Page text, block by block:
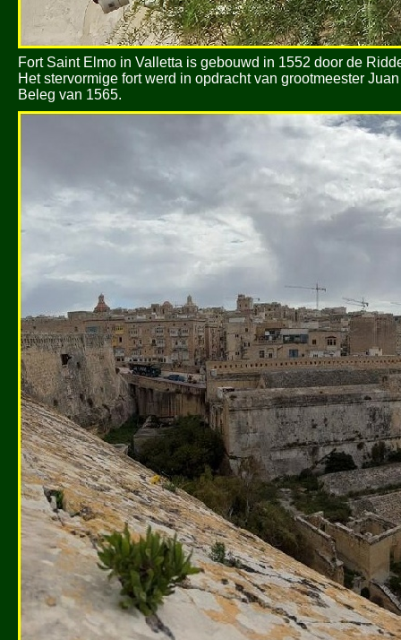
Fort Saint Elmo in Valletta is gebouwd in 1552 door de
Het stervormige fort werd in opdracht van grootmeester
Beleg van 1565.